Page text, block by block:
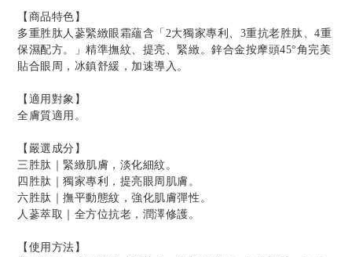
【商品特色】
多重胜肽人蔘緊緻眼霜蘊含「2大獨家專利、3重抗老胜肽、4重
保濕配方。」精準撫紋、提亮、緊緻。鋅合金按摩頭45°角完美
貼合眼周，冰鎮舒緩，加速導入。
【適用對象】
全膚質適用。
【嚴選成分】
三胜肽｜緊緻肌膚，淡化細紋。
四胜肽｜獨家專利，提亮眼周肌膚。
六胜肽｜撫平動態紋，強化肌膚彈性。
人蔘萃取｜全方位抗老，潤澤修護。
【使用方法】